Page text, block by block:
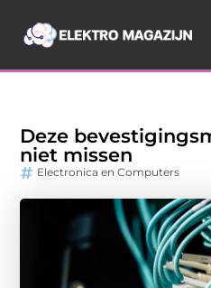
Deze
niet missen
Electronica en Computers